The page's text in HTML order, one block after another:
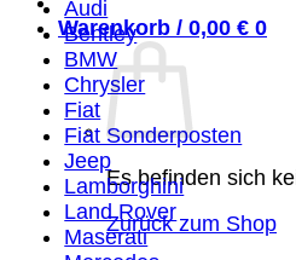
Warenkorb / 0,00 € 0
Es befinden sich
Zurück zum Shop
Audi
Bentley
BMW
Chrysler
Fiat
Fiat Sonderposten
Jeep
Lamborghini
Land Rover
Maserati